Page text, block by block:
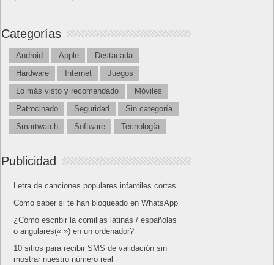
Categorías
Android Apple
Destacada
Hardware
Internet
Juegos
Lo más visto y recomendado
Móviles
Patrocinado
Seguridad
Sin categoría
Smartwatch
Software Tecnología
Publicidad
Letra de canciones populares infantiles cortas
Cómo saber si te han bloqueado en WhatsApp
¿Cómo escribir la comillas latinas / españolas
o angulares(« ») en un ordenador?
10 sitios para recibir SMS de validación sin
mostrar nuestro número real